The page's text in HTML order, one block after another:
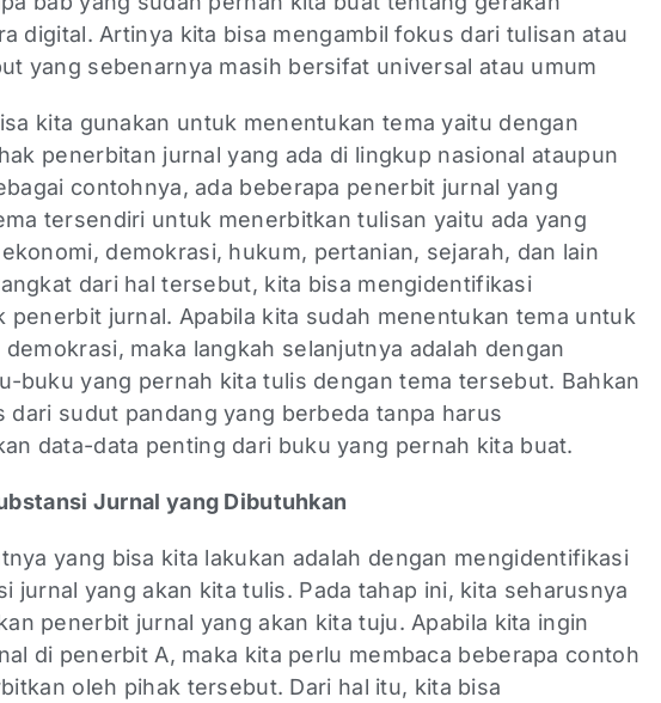
digital. Artinya kita bisa mengambil fokus dari tulisan atau
yang sebenarnya masih bersifat universal atau umum
kita gunakan untuk menentukan tema yaitu dengan
penerbitan jurnal yang ada di lingkup nasional ataupun
contohnya, ada beberapa penerbit jurnal yang
tersendiri untuk menerbitkan tulisan yaitu ada yang
demokrasi, hukum, pertanian, sejarah, dan lain
dari hal tersebut, kita bisa mengidentifikasi
penerbit jurnal. Apabila kita sudah menentukan tema untuk
maka langkah selanjutnya adalah dengan
buku yang pernah kita tulis dengan tema tersebut. Bahkan
dari sudut pandang yang berbeda tanpa harus
data-data penting dari buku yang pernah kita buat.
Jurnal yang Dibutuhkan
yang bisa kita lakukan adalah dengan mengidentifikasi
jurnal yang akan kita tulis. Pada tahap ini, kita seharusnya
penerbit jurnal yang akan kita tuju. Apabila kita ingin
di penerbit A, maka kita perlu membaca beberapa contoh
oleh pihak tersebut. Dari hal itu, kita bisa